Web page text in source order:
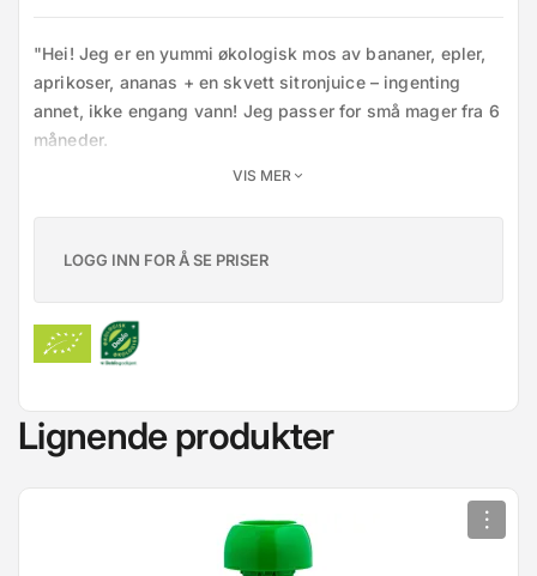
"Hei! Jeg er en yummi økologisk mos av bananer, epler,
aprikoser, ananas + en skvett sitronjuice – ingenting
annet, ikke engang vann! Jeg passer for små mager fra 6
måneder.
på at jeg ikke blir for varm for den lille munnen. IKKE putt
smaker fortsatt digg!
vare på både mennesker og planeten vår."
.
VIS MER
LOGG INN FOR Å SE PRISER
Lignende produkter